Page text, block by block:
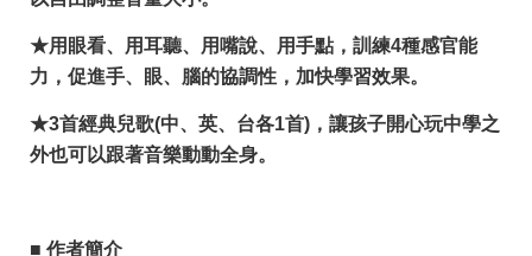
★用眼看、用耳聽、用嘴說、用手點，訓練4種感官能
力，促進手、眼、腦的協調性，加快學習效果。
★3首經典兒歌(中、英、台各1首)，讓孩子開心玩中學之
外也可以跟著音樂動動全身。
■ 作者簡介